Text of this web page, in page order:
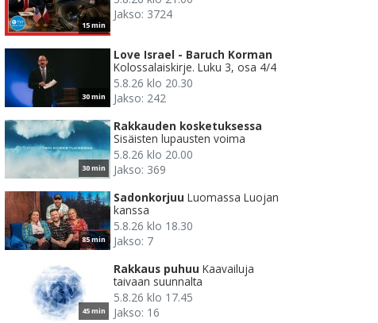
15 min
Jakso: 3724
30 min
Love Israel - Baruch Korman
Kolossalaiskirje. Luku 3, osa 4/4
5.8.26 klo 20.30
Jakso: 242
30 min
Rakkauden kosketuksessa
Sisäisten lupausten voima
5.8.26 klo 20.00
Jakso: 369
85 min
Sadonkorjuu Luomassa Luojan
kanssa
5.8.26 klo 18.30
Jakso: 7
45 min
Rakkaus puhuu Kaavailuja
taivaan suunnalta
5.8.26 klo 17.45
Jakso: 16